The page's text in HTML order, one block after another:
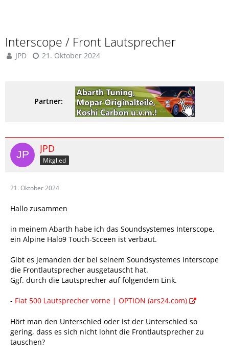
Interscope / Front Lautsprecher
JPD 21. Oktober 2024
Partner:
JPD
Mitglied
21. Oktober 2024
Hallo zusammen
in meinem Abarth habe ich das Soundsystemes Interscope,
ein Alpine Halo9 Touch-Scceen ist verbaut.
Gibt es jemanden der bei seinem Soundsystemes Interscope
die Frontlautsprecher ausgetauscht hat.
Ggf. durch die Lautsprecher auf folgendem Link.
- Fiat 500 Lautsprecher vorne | OPTION (ars24.com)
Hört man den Unterschied oder ist der Unterschied so
gering, dass es sich nicht lohnt die Frontlautsprecher zu
tauschen?